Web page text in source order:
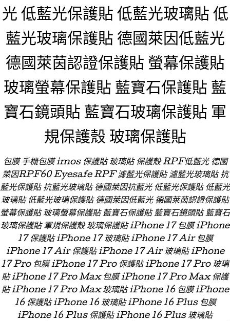
光 低藍光保護貼 低藍光玻璃貼 低
藍光玻璃保護貼 德國萊因低藍光
德國萊茵認證保護貼 螢幕保護貼
玻璃螢幕保護貼 藍寶石保護貼 藍
寶石鏡頭貼 藍寶石玻璃保護貼 軍
規保護殼 玻璃保護貼
包膜 手機包膜 imos 保護貼 玻璃貼 保護殼 RPF低藍光 德國
萊因RPF60 Eyesafe RPF 濾藍光保護貼 濾藍光玻璃貼 抗
藍光保護貼 抗藍光玻璃貼 德國萊因抗藍光 低藍光保護貼 低藍光
玻璃貼 低藍光玻璃保護貼 德國萊因低藍光 德國萊茵認證保護貼
螢幕保護貼 玻璃螢幕保護貼 藍寶石保護貼 藍寶石鏡頭貼 藍寶石
玻璃保護貼 軍規保護殼 玻璃保護貼 iPhone 17 包膜 iPhone
17 保護貼 iPhone 17 玻璃貼 iPhone 17 Air 包膜
iPhone 17 Air 保護貼 iPhone 17 Air 玻璃貼 iPhone
17 Pro 包膜 iPhone 17 Pro 保護貼 iPhone 17 Pro 玻璃
貼 iPhone 17 Pro Max 包膜 iPhone 17 Pro Max 保護
貼 iPhone 17 Pro Max 玻璃貼 iPhone 16 包膜 iPhone
16 保護貼 iPhone 16 玻璃貼 iPhone 16 Plus 包膜
iPhone 16 Plus 保護貼 iPhone 16 Plus 玻璃貼